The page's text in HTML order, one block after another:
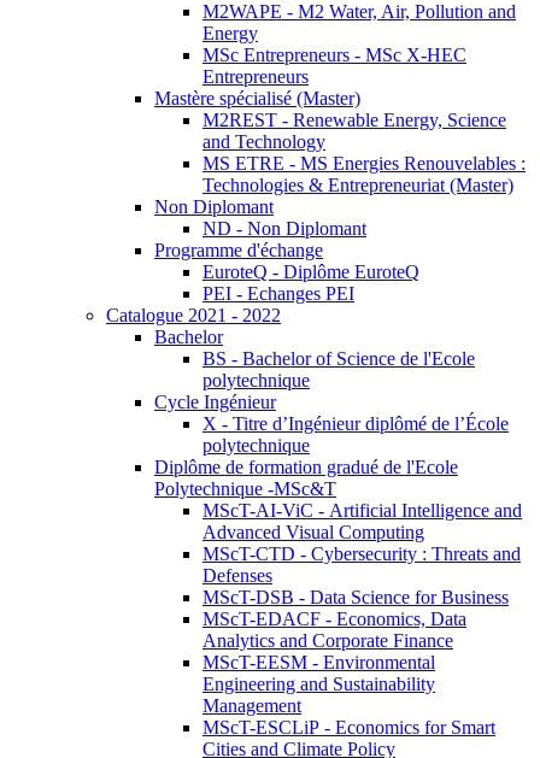
M2WAPE - M2 Water, Air, Pollution and
Energy
MSc Entrepreneurs - MSc X-HEC
Entrepreneurs
Mastère spécialisé (Master)
M2REST - Renewable Energy, Science
and Technology
MS ETRE - MS Energies Renouvelables :
Technologies & Entrepreneuriat (Master)
Non Diplomant
ND - Non Diplomant
Programme d'échange
EuroteQ - Diplôme EuroteQ
PEI - Echanges PEI
Catalogue 2021 - 2022
Bachelor
BS - Bachelor of Science de l'Ecole
polytechnique
Cycle Ingénieur
X - Titre d’Ingénieur diplômé de l’École
polytechnique
Diplôme de formation gradué de l'Ecole
Polytechnique -MSc&T
MScT-AI-ViC - Artificial Intelligence and
Advanced Visual Computing
MScT-CTD - Cybersecurity : Threats and
Defenses
MScT-DSB - Data Science for Business
MScT-EDACF - Economics, Data
Analytics and Corporate Finance
MScT-EESM - Environmental
Engineering and Sustainability
Management
MScT-ESCLiP - Economics for Smart
Cities and Climate Policy